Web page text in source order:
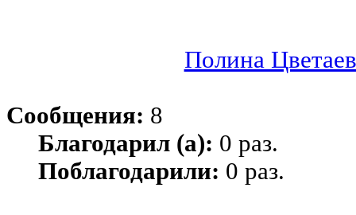
Полина
Сообщения: 8
Благодарил (а): 0 раз.
Поблагодарили: 0 раз.